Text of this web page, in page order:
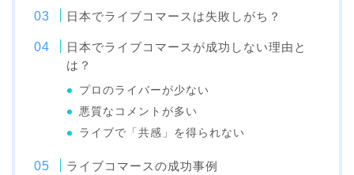
日本でライブコマースは失敗しがち？
日本でライブコマースが成功しない理由と
は？
プロのライバーが少ない
悪質なコメントが多い
ライブで「共感」を得られない
ライブコマースの成功事例